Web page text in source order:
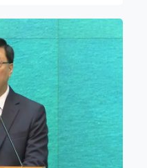
量，而南丫島的雨量
布，學校應採取應變措
校應繼續上課，直至
學生返家。 本港多區
過170毫米雨量，當
報告。其中，塘福麻
告，承辦商已派車進
、貝澳近巴士總站一
告信號已經發出，民